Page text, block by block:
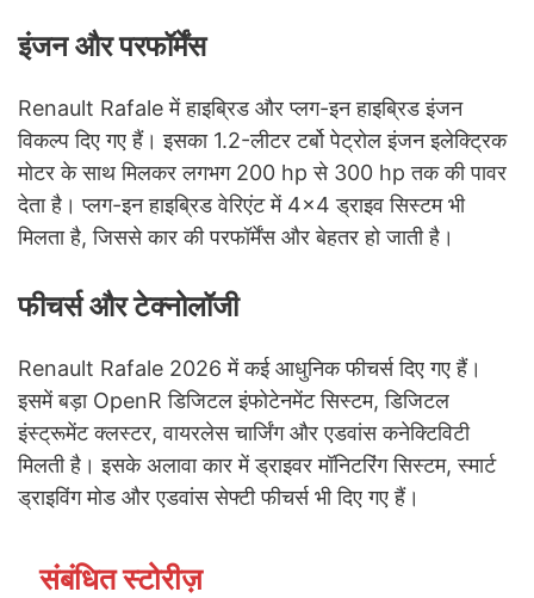
इंजन और परफॉर्मेंस
Renault Rafale में हाइब्रिड और प्लग-इन हाइब्रिड इंजन
विकल्प दिए गए हैं। इसका 1.2-लीटर टर्बो पेट्रोल इंजन इलेक्ट्रिक
मोटर के साथ मिलकर लगभग 200 hp से 300 hp तक की पावर
देता है। प्लग-इन हाइब्रिड वेरिएंट में 4×4 ड्राइव सिस्टम भी
मिलता है, जिससे कार की परफॉर्मेंस और बेहतर हो जाती है।
फीचर्स और टेक्नोलॉजी
Renault Rafale 2026 में कई आधुनिक फीचर्स दिए गए हैं।
इसमें बड़ा OpenR डिजिटल इंफोटेनमेंट सिस्टम, डिजिटल
इंस्ट्रूमेंट क्लस्टर, वायरलेस चार्जिंग और एडवांस कनेक्टिविटी
मिलती है। इसके अलावा कार में ड्राइवर मॉनिटरिंग सिस्टम, स्मार्ट
ड्राइविंग मोड और एडवांस सेफ्टी फीचर्स भी दिए गए हैं।
संबंधित स्टोरीज़